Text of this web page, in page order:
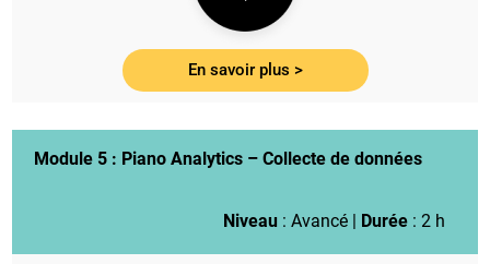
En savoir plus >
Module 5 : Piano Analytics – Collecte de données
Niveau: Avancé | Durée: 2 h